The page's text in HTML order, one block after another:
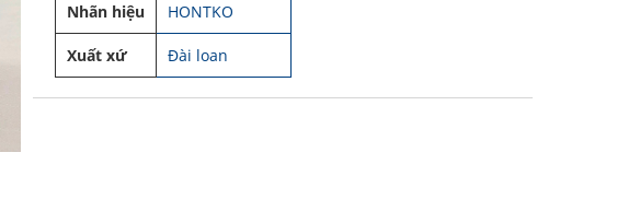
Nhãn hiệu HONTKO
Xuất xứ Đài loan